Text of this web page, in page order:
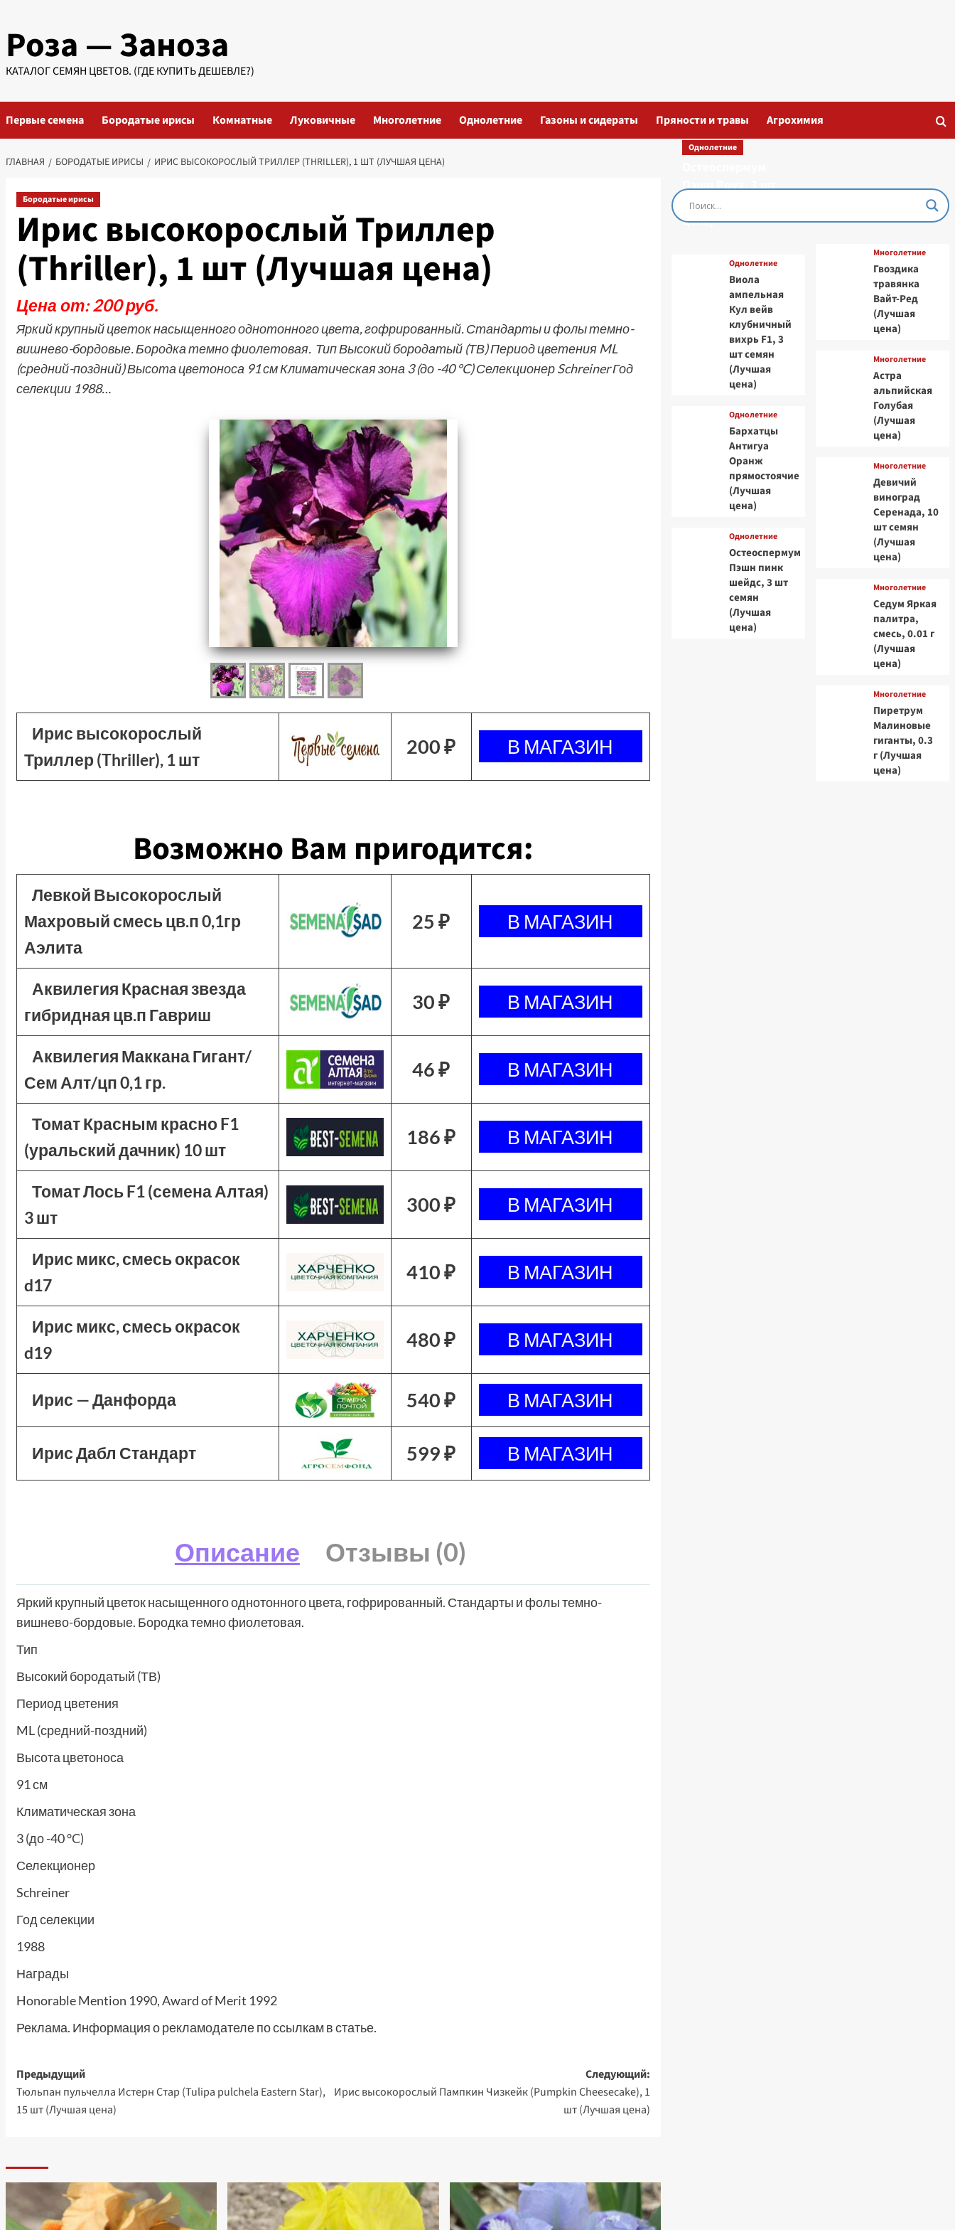
содержимому
Роза — Заноза
КАТАЛОГ СЕМЯН ЦВЕТОВ. (ГДЕ КУПИТЬ ДЕШЕВЛЕ?)
Первые семена Бородатые ирисы Комнатные Луковичные Многолетние Однолетние Газоны и сидераты Пряности и травы Агрохимия
ГЛАВНАЯ БОРОДАТЫЕ ИРИСЫ ИРИС ВЫСОКОРОСЛЫЙ ТРИЛЛЕР (THRILLER), 1 ШТ (ЛУЧШАЯ ЦЕНА)
Бородатые ирисы
Ирис высокорослый Триллер
(Thriller), 1 шт (Лучшая цена)
Цена от: 200 руб.
Яркий крупный цветок насыщенного однотонного цвета, гофрированный. Стандарты и фолы темно-
вишнево-бордовые. Бородка темно фиолетовая. Тип Высокий бородатый (ТВ) Период цветения ML
(средний-поздний) Высота цветоноса 91 см Климатическая зона 3 (до -40 °C) Селекционер Schreiner Год
селекции 1988…
Ирис высокорослый
Триллер (Thriller), 1 шт
200 ₽
Возможно Вам пригодится:
Левкой Высокорослый
Махровый смесь цв.п 0,1гр
Аэлита
25 ₽
Аквилегия Красная звезда
гибридная цв.п Гавриш
30 ₽
Аквилегия Маккана Гигант/
Сем Алт/цп 0,1 гр.
46 ₽
Томат Красным красно F1
(уральский дачник) 10 шт
186 ₽
Томат Лось F1 (семена Алтая)
3 шт
300 ₽
Ирис микс, смесь окрасок
d17
410 ₽
Ирис микс, смесь окрасок
d19
480 ₽
Ирис — Данфорда 540 ₽
Ирис Дабл Стандарт 599 ₽
Описание Отзывы (0)
Яркий крупный цветок насыщенного однотонного цвета, гофрированный. Стандарты и фолы темно-
вишнево-бордовые. Бородка темно фиолетовая.
Тип
Высокий бородатый (ТВ)
Период цветения
ML (средний-поздний)
Высота цветоноса
91 см
Климатическая зона
3 (до -40 °C)
Селекционер
Schreiner
Год селекции
1988
Награды
Honorable Mention 1990, Award of Merit 1992
Реклама. Информация о рекламодателе по ссылкам в статье.
Навигация
записи
Предыдущий
Тюльпан пульчелла Истерн Стар (Tulipa pulchela Eastern Star),
15 шт (Лучшая цена)
Следующий:
Ирис высокорослый Пампкин Чизкейк (Pumpkin Cheesecake), 1
шт (Лучшая цена)
Однолетние
Пэшн Роуз, 3 шт
семян (Лучшая
цена)
Однолетние
Виола
ампельная
Кул вейв
клубничный
вихрь F1, 3
шт семян
(Лучшая
цена)
Однолетние
Бархатцы
Антигуа
Оранж
прямостоячие
(Лучшая
цена)
Однолетние
Остеоспермум
Пэшн пинк
шейдс, 3 шт
семян
(Лучшая
цена)
Многолетние
Гвоздика
травянка
Вайт-Ред
(Лучшая
цена)
Многолетние
Астра
альпийская
Голубая
(Лучшая
цена)
Многолетние
Девичий
виноград
Серенада, 10
шт семян
(Лучшая
цена)
Многолетние
Седум Яркая
палитра,
смесь, 0.01 г
(Лучшая
цена)
Многолетние
Пиретрум
Малиновые
гиганты, 0.3
г (Лучшая
цена)